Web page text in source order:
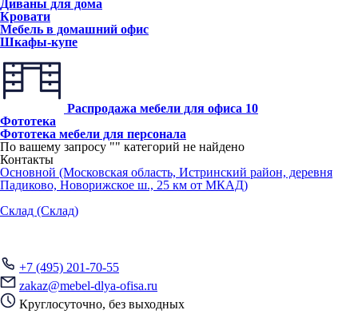
Диваны для дома
Кровати
Мебель в домашний офис
Шкафы-купе
Распродажа мебели для офиса 10
Фототека
Фототека мебели для персонала
По вашему запросу "" категорий не найдено
Контакты
Основной (Московская область, Истринский район, деревня
Падиково, Новорижское ш., 25 км от МКАД)
Склад (Склад)
+7 (495) 201-70-55
zakaz@mebel-dlya-ofisa.ru
Круглосуточно, без выходных